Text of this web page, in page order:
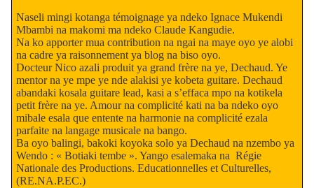
Naseli mingi kotanga témoignage ya ndeko Ignace Mukendi
Mbambi na makomi ma ndeko Claude Kangudie.
Na ko apporter mua contribution na ngai na maye oyo ye alobi
na cadre ya raisonnement ya blog na biso oyo.
Docteur Nico azali produit ya grand frère na ye, Dechaud. Ye
mentor na ye mpe ye nde alakisi ye kobeta guitare. Dechaud
abandaki kosala guitare lead, kasi a s’effaca mpo na kotikela
petit frère na ye. Amour na complicité kati na ba ndeko oyo
mibale esala que entente na harmonie na complicité ezala
parfaite na langage musicale na bango.
Ba oyo balingi, bakoki koyoka solo ya Dechaud na nzembo ya
Wendo : « Botiaki tembe ». Yango esalemaka na Régie
Nationale des Productions. Educationnelles et Culturelles,
(RE.NA.P.EC.)